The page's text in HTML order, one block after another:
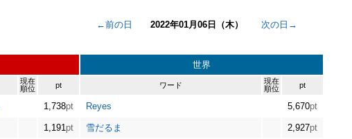
←前の日 2022年01月06日（木） 次の日→
世界
現在
順位
pt ワード
現在
順位
pt
1,738pt Reyes 5,670pt
1,191pt 雪だるま 2,927pt